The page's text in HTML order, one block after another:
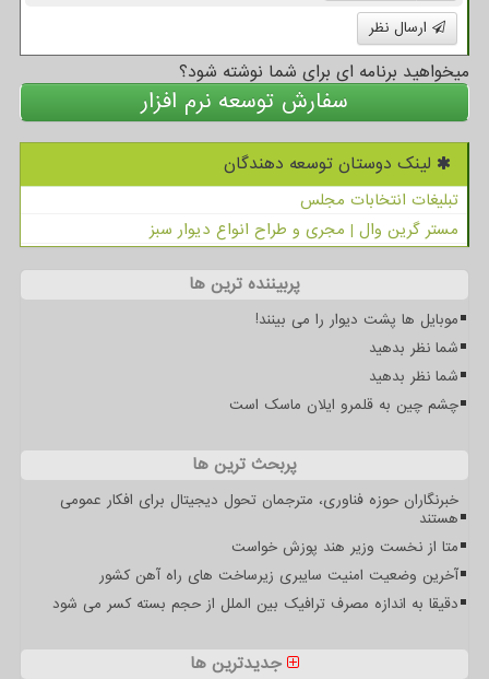
ارسال نظر
میخواهید برنامه ای برای شما نوشته شود؟
سفارش توسعه نرم افزار
لینک دوستان توسعه دهندگان
تبلیغات انتخابات مجلس
مستر گرین وال | مجری و طراح انواع دیوار سبز
پربیننده ترین ها
موبایل ها پشت دیوار را می بینند!
شما نظر بدهید
شما نظر بدهید
چشم چین به قلمرو ایلان ماسک است
پربحث ترین ها
خبرنگاران حوزه فناوری، مترجمان تحول دیجیتال برای افکار عمومی
هستند
متا از نخست وزیر هند پوزش خواست
آخرین وضعیت امنیت سایبری زیرساخت های راه آهن کشور
دقیقا به اندازه مصرف ترافیک بین الملل از حجم بسته کسر می شود
جدیدترین ها